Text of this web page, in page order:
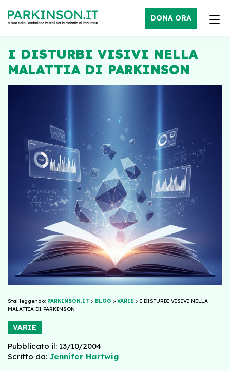
DONA ORA
I DISTURBI VISIVI NELLA
MALATTIA DI PARKINSON
Stai leggendo: PARKINSON.IT > BLOG > VARIE > I DISTURBI VISIVI NELLA
MALATTIA DI PARKINSON
VARIE
Pubblicato il: 13/10/2004
Scritto da: Jennifer Hartwig